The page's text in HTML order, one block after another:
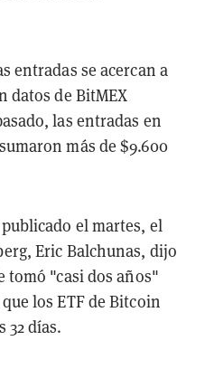
entradas se acercan a
datos de BitMEX
las entradas en
más de $9.600
el martes, el
Eric Balchunas, dijo
tomó "casi dos años"
los ETF de Bitcoin
32 días.